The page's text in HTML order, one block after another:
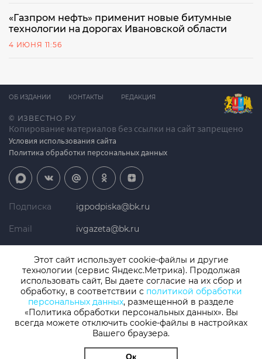
«Газпром нефть» применит новые битумные
технологии на дорогах Ивановской области
4 ИЮНЯ 11:56
© ИЗВЕСТНО.РУ
Копирование материалов без ссылки на сайт запрещено
Условия использования сайта
Политика обработки персональных данных
ОБ ИЗДАНИИ КОНТАКТЫ РЕДАКЦИЯ
Подписка igpodpiska@bk.ru
Email ivgazeta@bk.ru
Телефон +7 (4932) 41-94-81
СМИ: Izvestno.ru. Реестровая запись 08.11.2019 серия ЭЛ № ФС 77 -
77192, зарегистрировано Роскомнадзором
Учредитель: БУ «Ивановские газеты». Главный редактор:
Этот сайт использует cookie-файлы и другие
технологии (сервис Яндекс.Метрика). Продолжая
использовать сайт, Вы даете согласие на их сбор и
обработку, в соответствии с политикой обработки
персональных данных, размещенной в разделе
«Политика обработки персональных данных». Вы
всегда можете отключить cookie-файлы в настройках
Вашего браузера.
Ок